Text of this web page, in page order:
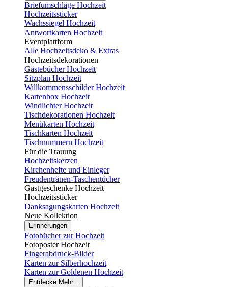
Briefumschläge Hochzeit
Hochzeitssticker
Wachssiegel Hochzeit
Antwortkarten Hochzeit
Eventplattform
Alle Hochzeitsdeko & Extras
Hochzeitsdekorationen
Gästebücher Hochzeit
Sitzplan Hochzeit
Willkommensschilder Hochzeit
Kartenbox Hochzeit
Windlichter Hochzeit
Tischdekorationen Hochzeit
Menükarten Hochzeit
Tischkarten Hochzeit
Tischnummern Hochzeit
Für die Trauung
Hochzeitskerzen
Kirchenhefte und Einleger
Freudentränen-Taschentücher
Gastgeschenke Hochzeit
Hochzeitssticker
Danksagungskarten Hochzeit
Neue Kollektion
Erinnerungen
Fotobücher zur Hochzeit
Fotoposter Hochzeit
Fingerabdruck-Bilder
Karten zur Silberhochzeit
Karten zur Goldenen Hochzeit
Entdecke Mehr...